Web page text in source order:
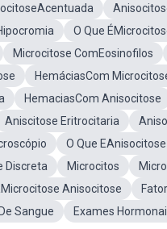
O Que
Microcitose ComEosinofilos
HemáciasCom
HemaciasCom Anisocitose
Aniscitose Eritrocitaria
O Que
Discreta Microcitos
Anisocitose
Sangue Exames